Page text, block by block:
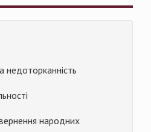
недоторканність
народних